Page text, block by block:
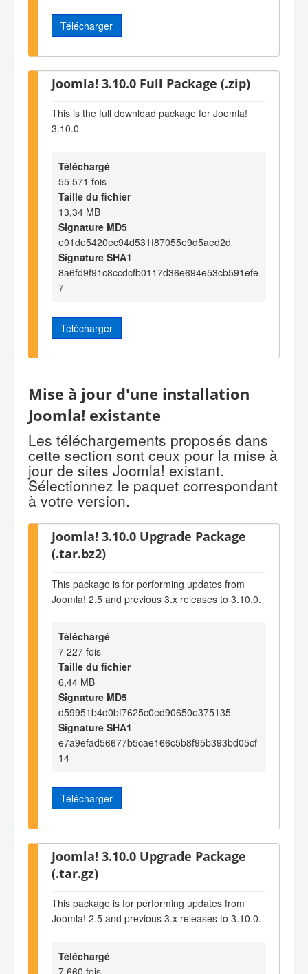
Télécharger
Joomla! 3.10.0 Full Package (.zip)
This is the full download package for Joomla!
3.10.0
Téléchargé
55 571 fois
Taille du fichier
13,34 MB
Signature MD5
e01de5420ec94d531f87055e9d5aed2d
Signature SHA1
8a6fd9f91c8ccdcfb0117d36e694e53cb591efe
7
Télécharger
Mise à jour d'une installation
Joomla! existante
Les téléchargements proposés dans
cette section sont ceux pour la mise à
jour de sites Joomla! existant.
Sélectionnez le paquet correspondant
à votre version.
Joomla! 3.10.0 Upgrade Package
(.tar.bz2)
This package is for performing updates from
Joomla! 2.5 and previous 3.x releases to 3.10.0.
Téléchargé
7 227 fois
Taille du fichier
6,44 MB
Signature MD5
d59951b4d0bf7625c0ed90650e375135
Signature SHA1
e7a9efad56677b5cae166c5b8f95b393bd05cf
14
Télécharger
Joomla! 3.10.0 Upgrade Package
(.tar.gz)
This package is for performing updates from
Joomla! 2.5 and previous 3.x releases to 3.10.0.
Téléchargé
7 660 fois